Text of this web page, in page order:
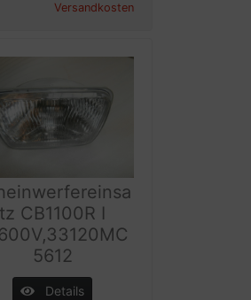
Versandkosten
tz CB1100R I
5612
Details